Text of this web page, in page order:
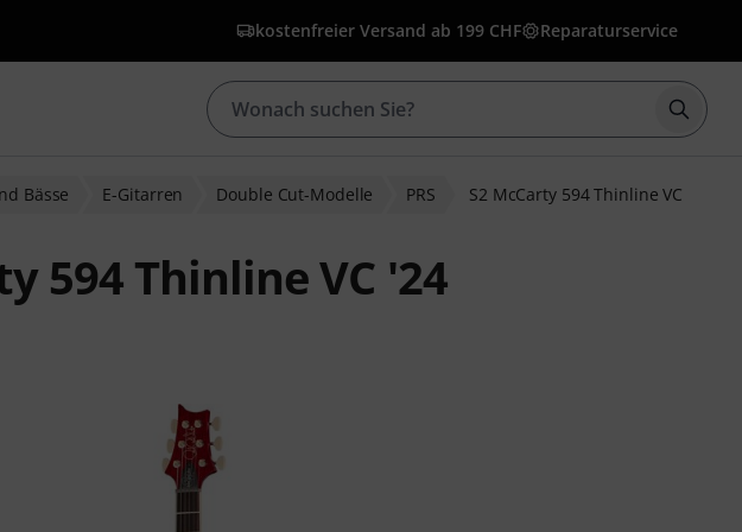
kostenfreier Versand ab 199 CHF Reparaturservice
Suche
Bässe E-Gitarren Double Cut-Modelle PRS S2 McCarty 594 Thinline VC
594 Thinline VC '24
aus 1 Kundenbewertungen